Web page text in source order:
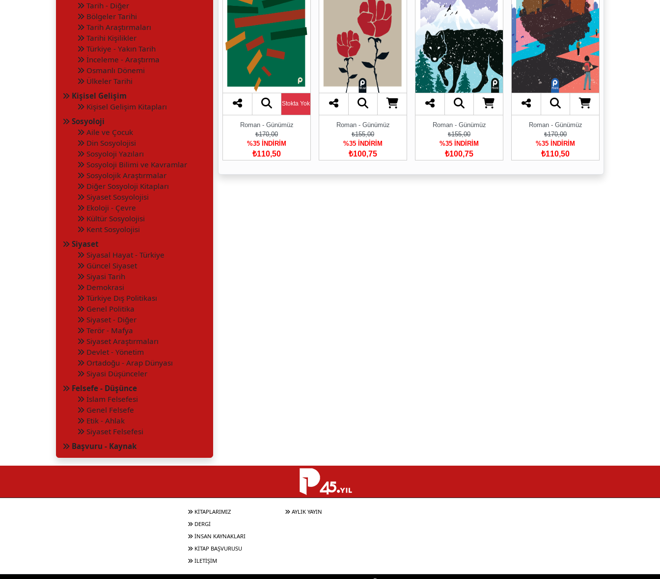
Tarih - Diğer
Bölgeler Tarihi
Tarih Araştırmaları
Tarihi Kişilikler
Türkiye - Yakın Tarih
İnceleme - Araştırma
Osmanlı Dönemi
Ülkeler Tarihi
Kişisel Gelişim
Kişisel Gelişim Kitapları
Sosyoloji
Aile ve Çocuk
Din Sosyolojisi
Sosyoloji Yazıları
Sosyoloji Bilimi ve Kavramlar
Sosyolojik Araştırmalar
Diğer Sosyoloji Kitapları
Siyaset Sosyolojisi
Ekoloji - Çevre
Kültür Sosyolojisi
Kent Sosyolojisi
Siyaset
Siyasal Hayat - Türkiye
Güncel Siyaset
Siyasi Tarih
Demokrasi
Türkiye Dış Politikası
Genel Politika
Siyaset - Diğer
Terör - Mafya
Siyaset Araştırmaları
Devlet - Yönetim
Ortadoğu - Arap Dünyası
Siyasi Düşünceler
Felsefe - Düşünce
İslam Felsefesi
Genel Felsefe
Etik - Ahlak
Siyaset Felsefesi
Başvuru - Kaynak
Stokta Yok
Roman - Günümüz
₺170,00
%35 İNDİRİM
₺110,50
Roman - Günümüz
₺155,00
%35 İNDİRİM
₺100,75
Roman - Günümüz
₺155,00
%35 İNDİRİM
₺100,75
Roman - Günümüz
₺170,00
%35 İNDİRİM
₺110,50
KİTAPLARIMIZ
DERGİ
İNSAN KAYNAKLARI
KİTAP BAŞVURUSU
İLETİŞİM
AYLIK YAYIN